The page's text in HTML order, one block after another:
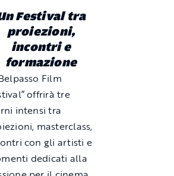
Festival tra
proiezioni,
incontri e
formazione
Film
offrirà tre
intensi tra
masterclass,
con gli artisti e
dedicati alla